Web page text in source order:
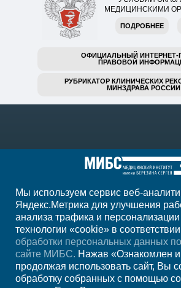
МЕДИЦИНСКИМИ
ПОДРОБНЕЕ
ОФИЦИАЛЬНЫЙ ИНТЕРНЕТ-
ПРАВОВОЙ
РУБРИКАТОР КЛИНИЧЕСКИХ
МИНЗДРАВА РОССИИ
+7 (8182) 64-
ежедн. 7.00-23.00
Регион
Записаться на
Мы используем сервис веб-
Яндекс.Метрика для улучшения
анализа трафика и
технологии «cookie» в
обработки персональных данных
сайте МИБС. Нажав «Ознакомлен и
продолжая использовать сайт, Вы
обработку собранных с помощью